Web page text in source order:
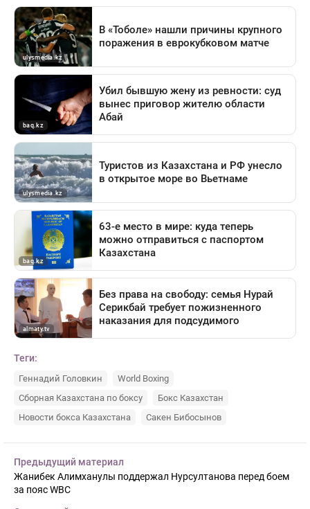
Теги:
Геннадий Головкин
World Boxing
Сборная Казахстана по боксу
Бокс Казахстан
Новости бокса Казахстана
Сакен Бибосынов
Предыдущий материал
Жанибек Алимханулы поддержал Нурсултанова перед боем
за пояс WBC